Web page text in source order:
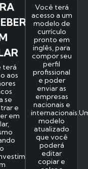
terá
aos
se
e
em
Você terá
acesso a um
modelo de
currículo
pronto em
inglês, para
compor seu
perfil
profissional
e poder
enviar as
empresas
nacionais e
modelo
atualizado
que você
poderá
editar
copiar e